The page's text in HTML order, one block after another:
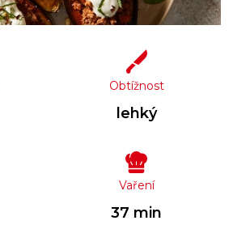
Obtížnost
lehký
Vaření
37 min